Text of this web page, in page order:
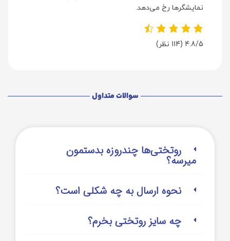
نمایشگرها رخ می‌دهد.
4.8/5 (114 نظر)
سوالات متداول
روتختی‌‌ها چندروزه بدستمون
میرسه؟
نحوه ارسال به چه شکلی است؟
چه سایز روتختی بخرم؟